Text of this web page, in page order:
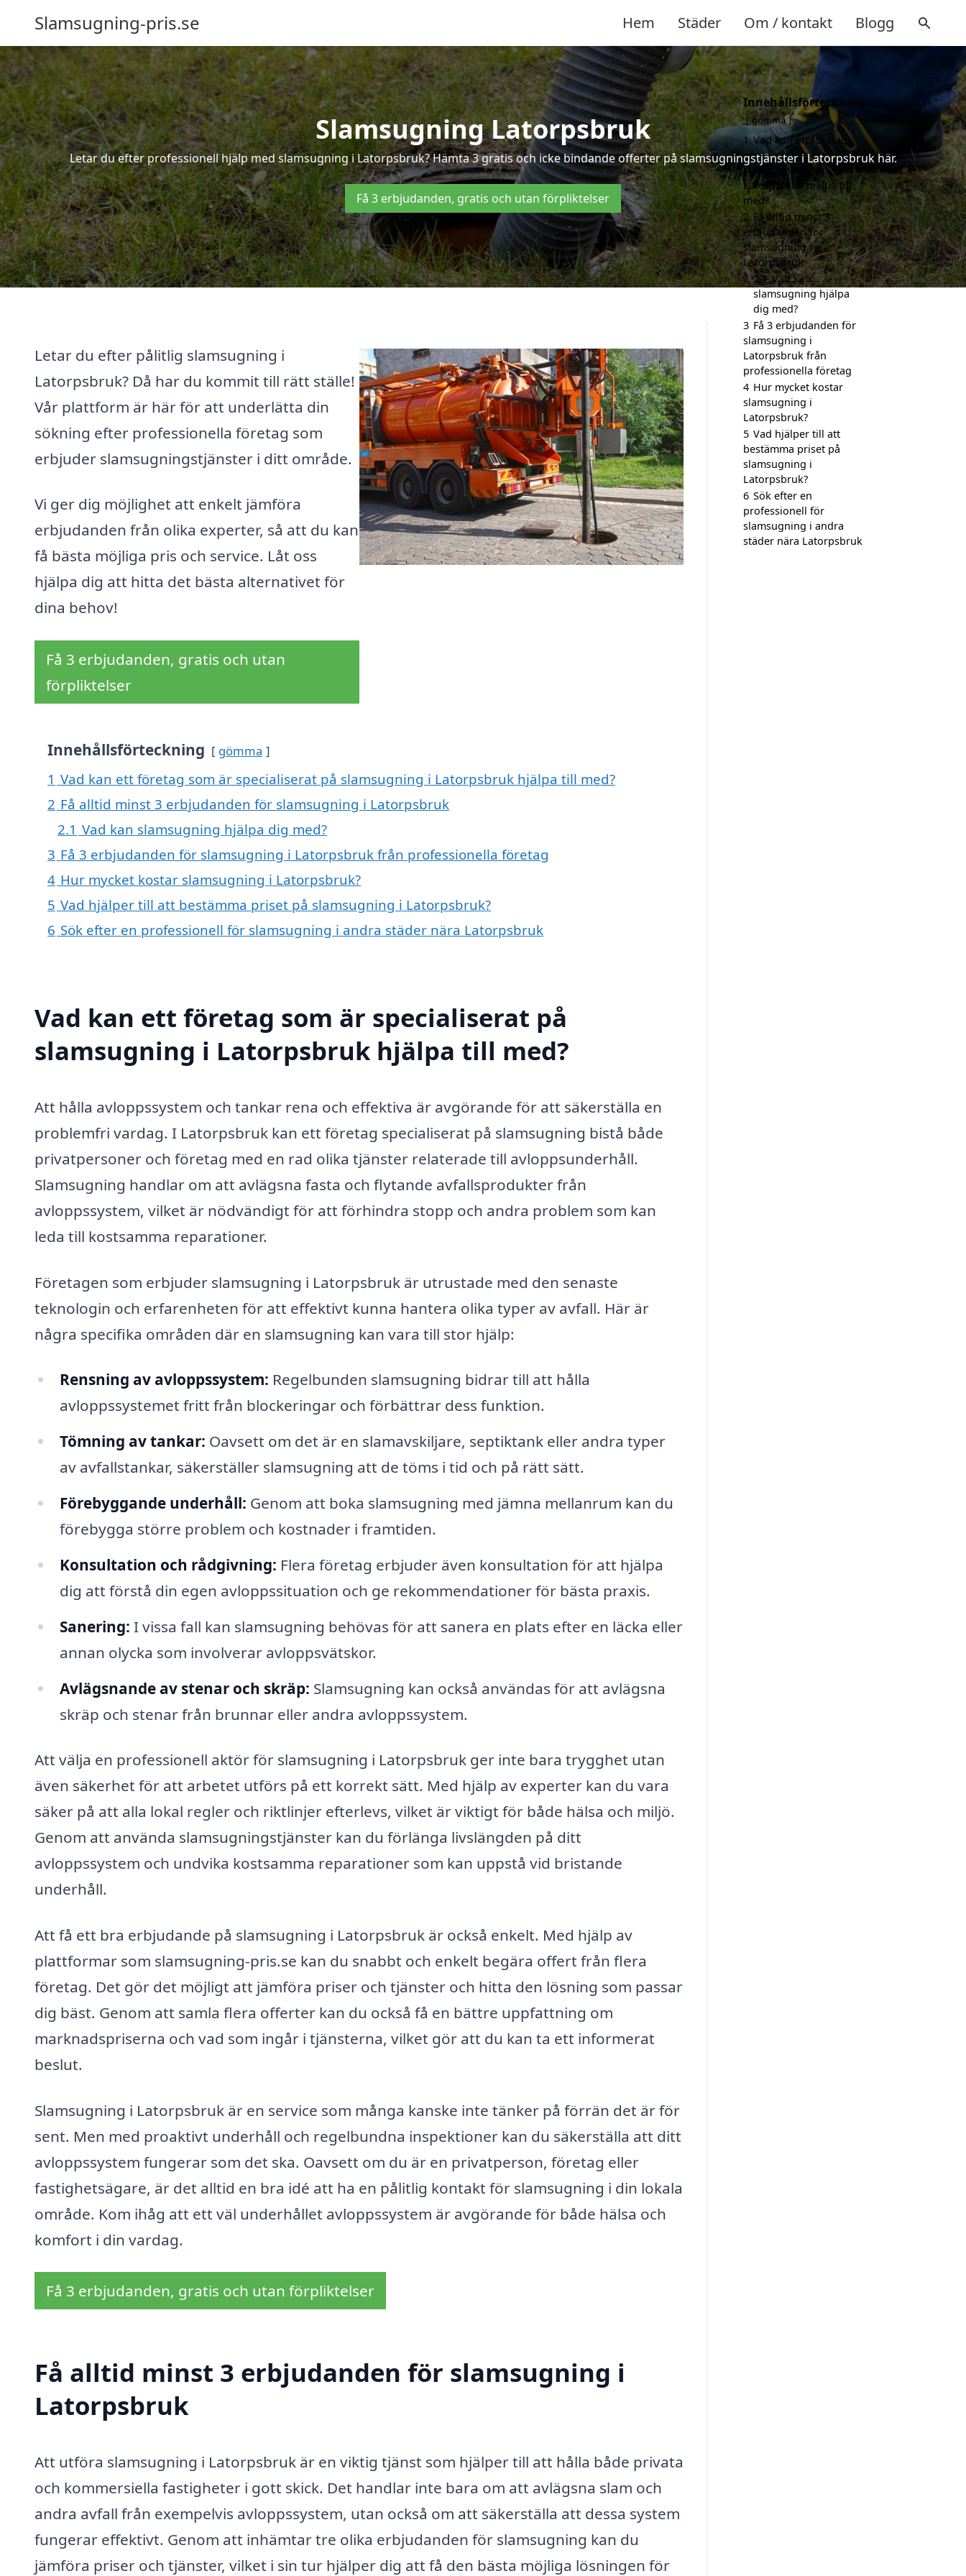
Slamsugning-pris.se Hem Städer Om / kontakt Blogg
Slamsugning Latorpsbruk
Letar du efter professionell hjälp med slamsugning i Latorpsbruk? Hämta 3 gratis och icke bindande offerter på slamsugningstjänster i Latorpsbruk här.
Få 3 erbjudanden, gratis och utan förpliktelser
Letar du efter pålitlig slamsugning i
Latorpsbruk? Då har du kommit till rätt ställe!
Vår plattform är här för att underlätta din
sökning efter professionella företag som
erbjuder slamsugningstjänster i ditt område.
Vi ger dig möjlighet att enkelt jämföra
erbjudanden från olika experter, så att du kan
få bästa möjliga pris och service. Låt oss
hjälpa dig att hitta det bästa alternativet för
dina behov!
Få 3 erbjudanden, gratis och utan
förpliktelser
Innehållsförteckning gömma
1 Vad kan ett företag som är specialiserat på slamsugning i Latorpsbruk hjälpa till med?
2 Få alltid minst 3 erbjudanden för slamsugning i Latorpsbruk
2.1 Vad kan slamsugning hjälpa dig med?
3 Få 3 erbjudanden för slamsugning i Latorpsbruk från professionella företag
4 Hur mycket kostar slamsugning i Latorpsbruk?
5 Vad hjälper till att bestämma priset på slamsugning i Latorpsbruk?
6 Sök efter en professionell för slamsugning i andra städer nära Latorpsbruk
Vad kan ett företag som är specialiserat på
slamsugning i Latorpsbruk hjälpa till med?
Att hålla avloppssystem och tankar rena och effektiva är avgörande för att säkerställa en
problemfri vardag. I Latorpsbruk kan ett företag specialiserat på slamsugning bistå både
privatpersoner och företag med en rad olika tjänster relaterade till avloppsunderhåll.
Slamsugning handlar om att avlägsna fasta och flytande avfallsprodukter från
avloppssystem, vilket är nödvändigt för att förhindra stopp och andra problem som kan
leda till kostsamma reparationer.
Företagen som erbjuder slamsugning i Latorpsbruk är utrustade med den senaste
teknologin och erfarenheten för att effektivt kunna hantera olika typer av avfall. Här är
några specifika områden där en slamsugning kan vara till stor hjälp:
Rensning av avloppssystem: Regelbunden slamsugning bidrar till att hålla
avloppssystemet fritt från blockeringar och förbättrar dess funktion.
Tömning av tankar: Oavsett om det är en slamavskiljare, septiktank eller andra typer
av avfallstankar, säkerställer slamsugning att de töms i tid och på rätt sätt.
Förebyggande underhåll: Genom att boka slamsugning med jämna mellanrum kan du
förebygga större problem och kostnader i framtiden.
Konsultation och rådgivning: Flera företag erbjuder även konsultation för att hjälpa
dig att förstå din egen avloppssituation och ge rekommendationer för bästa praxis.
Sanering: I vissa fall kan slamsugning behövas för att sanera en plats efter en läcka eller
annan olycka som involverar avloppsvätskor.
Avlägsnande av stenar och skräp: Slamsugning kan också användas för att avlägsna
skräp och stenar från brunnar eller andra avloppssystem.
Att välja en professionell aktör för slamsugning i Latorpsbruk ger inte bara trygghet utan
även säkerhet för att arbetet utförs på ett korrekt sätt. Med hjälp av experter kan du vara
säker på att alla lokal regler och riktlinjer efterlevs, vilket är viktigt för både hälsa och miljö.
Genom att använda slamsugningstjänster kan du förlänga livslängden på ditt
avloppssystem och undvika kostsamma reparationer som kan uppstå vid bristande
underhåll.
Att få ett bra erbjudande på slamsugning i Latorpsbruk är också enkelt. Med hjälp av
plattformar som slamsugning-pris.se kan du snabbt och enkelt begära offert från flera
företag. Det gör det möjligt att jämföra priser och tjänster och hitta den lösning som passar
dig bäst. Genom att samla flera offerter kan du också få en bättre uppfattning om
marknadspriserna och vad som ingår i tjänsterna, vilket gör att du kan ta ett informerat
beslut.
Slamsugning i Latorpsbruk är en service som många kanske inte tänker på förrän det är för
sent. Men med proaktivt underhåll och regelbundna inspektioner kan du säkerställa att ditt
avloppssystem fungerar som det ska. Oavsett om du är en privatperson, företag eller
fastighetsägare, är det alltid en bra idé att ha en pålitlig kontakt för slamsugning i din lokala
område. Kom ihåg att ett väl underhållet avloppssystem är avgörande för både hälsa och
komfort i din vardag.
Få 3 erbjudanden, gratis och utan förpliktelser
Få alltid minst 3 erbjudanden för slamsugning i
Latorpsbruk
Att utföra slamsugning i Latorpsbruk är en viktig tjänst som hjälper till att hålla både privata
och kommersiella fastigheter i gott skick. Det handlar inte bara om att avlägsna slam och
andra avfall från exempelvis avloppssystem, utan också om att säkerställa att dessa system
fungerar effektivt. Genom att inhämtar tre olika erbjudanden för slamsugning kan du
jämföra priser och tjänster, vilket i sin tur hjälper dig att få den bästa möjliga lösningen för
Innehållsförteckning
gömma
1 Vad kan ett företag
som är specialiserat på
slamsugning i
Latorpsbruk hjälpa till
med?
2 Få alltid minst 3
erbjudanden för
slamsugning i
Latorpsbruk
2.1 Vad kan
slamsugning hjälpa
dig med?
3 Få 3 erbjudanden för
slamsugning i
Latorpsbruk från
professionella företag
4 Hur mycket kostar
slamsugning i
Latorpsbruk?
5 Vad hjälper till att
bestämma priset på
slamsugning i
Latorpsbruk?
6 Sök efter en
professionell för
slamsugning i andra
städer nära Latorpsbruk